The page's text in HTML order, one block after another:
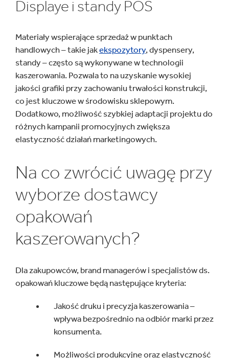
Displaye i standy POS
Materiały wspierające sprzedaż w punktach
handlowych – takie jakekspozytory, dyspensery,
standy – często są wykonywane w technologii
kaszerowania. Pozwala to na uzyskanie wysokiej
jakości grafiki przy zachowaniu trwałości konstrukcji,
co jest kluczowe w środowisku sklepowym.
Dodatkowo, możliwość szybkiej adaptacji projektu do
różnych kampanii promocyjnych zwiększa
elastyczność działań marketingowych.
Na co zwrócić uwagę przy
wyborze dostawcy
opakowań
kaszerowanych?
Dla zakupowców, brand managerów i specjalistów ds.
opakowań kluczowe będą następujące kryteria:
Jakość druku i precyzja kaszerowania –
wpływa bezpośrednio na odbiór marki przez
konsumenta.
Możliwości produkcyjne oraz elastyczność